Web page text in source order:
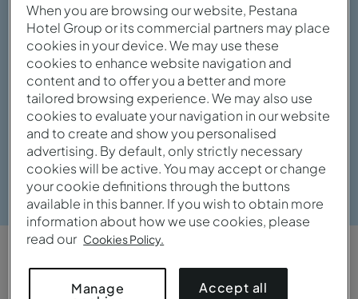
Ver galería
VISTA GENERAL
When you are browsing our website, Pestana
Hotel Group or its commercial partners may place
cookies in your device. We may use these
cookies to enhance website navigation and
content and to offer you a better and more
tailored browsing experience. We may also use
cookies to evaluate your navigation in our website
and to create and show you personalised
advertising. By default, only strictly necessary
cookies will be active. You may accept or change
your cookie definitions through the buttons
available in this banner. If you wish to obtain more
information about how we use cookies, please
read our Cookies Policy.
Manage Accept all